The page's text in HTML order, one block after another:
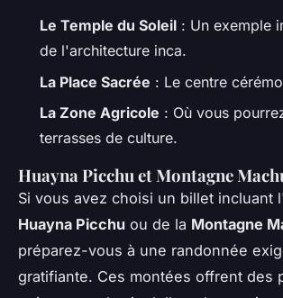
Le Temple du Soleil : Un exemple
de l'architecture inca.
La Place Sacrée : Le centre
La Zone Agricole : Où vous
terrasses de culture.
Huayna Picchu et Montagne
Si vous avez choisi un billet incluant
Huayna Picchu ou de la Montagne
préparez-vous à une randonnée
gratifiante. Ces montées offrent des